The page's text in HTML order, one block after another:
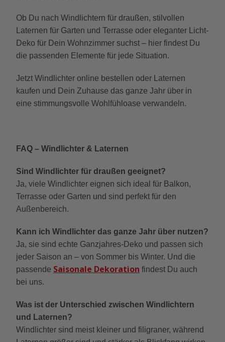
Ob Du nach Windlichtern für draußen, stilvollen
Laternen für Garten und Terrasse oder eleganter Licht-
Deko für Dein Wohnzimmer suchst – hier findest Du
die passenden Elemente für jede Situation.
Jetzt Windlichter online bestellen oder Laternen
kaufen und Dein Zuhause das ganze Jahr über in
eine stimmungsvolle Wohlfühloase verwandeln.
FAQ – Windlichter & Laternen
Sind Windlichter für draußen geeignet?
Ja, viele Windlichter eignen sich ideal für Balkon,
Terrasse oder Garten und sind perfekt für den
Außenbereich.
Kann ich Windlichter das ganze Jahr über nutzen?
Ja, sie sind echte Ganzjahres-Deko und passen sich
jeder Saison an – von Sommer bis Winter. Und die
passende Saisonale Dekoration findest Du auch
bei uns.
Was ist der Unterschied zwischen Windlichtern
und Laternen?
Windlichter sind meist kleiner und filigraner, während